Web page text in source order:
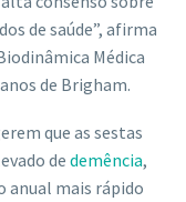
de saúde”, afirma
Médica
de Brigham.
que as sestas
de demência,
anual mais rápido